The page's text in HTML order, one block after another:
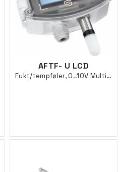
AFTF- U LCD
Fukt/tempføler, 0..10V Multirange